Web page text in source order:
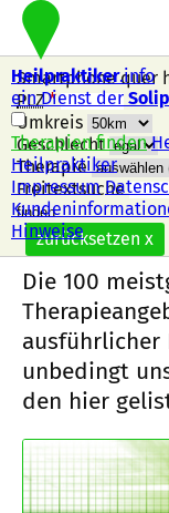
Heilpraktiker.info
ein Dienst der
Therapien finden
Heilpraktiker
Impressum
Hinweise
Smartphone quer
PLZ *
Umkreis
Geschlecht
Therapie
Freitextsuche
zurücksetzen x
Die 100
ausführlicher
unbedingt
den hier